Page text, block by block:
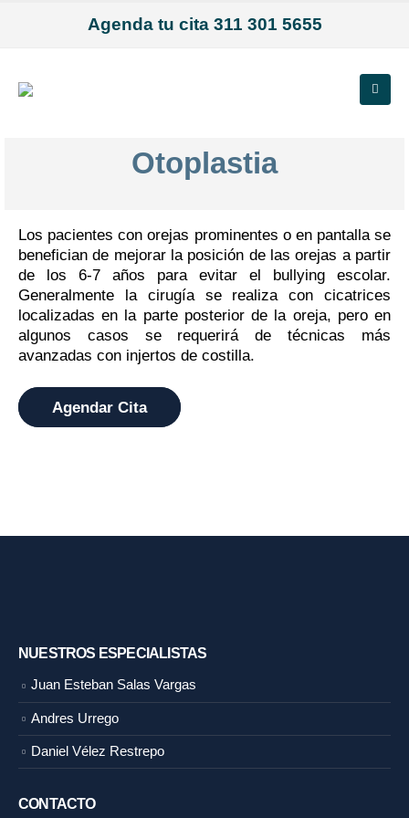
Agenda tu cita 311 301 5655
Otoplastia
Los pacientes con orejas prominentes o en pantalla se
benefician de mejorar la posición de las orejas a partir
de los 6-7 años para evitar el bullying escolar.
Generalmente la cirugía se realiza con cicatrices
localizadas en la parte posterior de la oreja, pero en
algunos casos se requerirá de técnicas más
avanzadas con injertos de costilla.
Agendar Cita
NUESTROS ESPECIALISTAS
Juan Esteban Salas Vargas
Andres Urrego
Daniel Vélez Restrepo
CONTACTO